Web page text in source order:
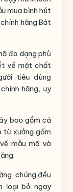
mua bình hút
hãng Bát
đa dạng phù
về mặt chất
tiêu dùng
hãng, uy
bao gồm cả
từ xưởng gốm
mẫu mã và
chúng đều
loại bỏ ngay